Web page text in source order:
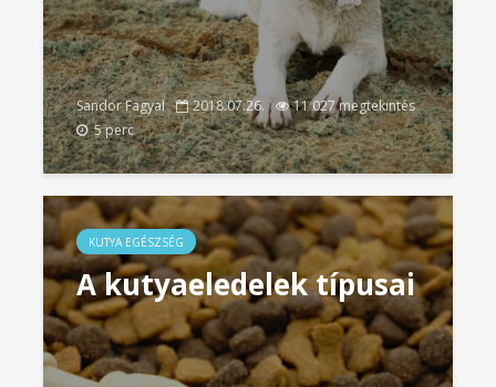
Sandor Fagyal 2018.07.26.
11 027 megtekintés
5 perc
KUTYA EGÉSZSÉG
A kutyaeledelek típusai